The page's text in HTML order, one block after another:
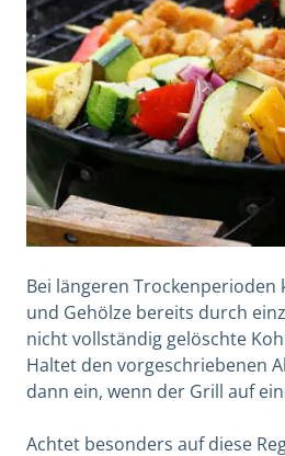
Bei längeren Trockenperioden
und Gehölze bereits durch
nicht vollständig gelöschte
Haltet den vorgeschriebenen
dann ein, wenn der Grill auf
Achtet besonders auf diese